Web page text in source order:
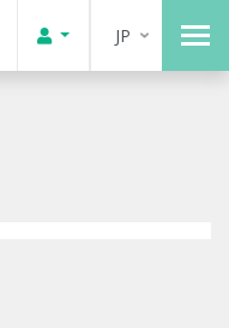
JP